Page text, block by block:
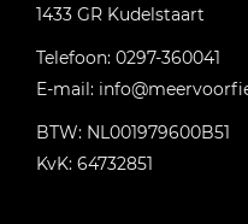
1433 GR Kudelstaart
Telefoon: 0297-360041
E-mail:
BTW: NL001979600B51
KvK: 64732851